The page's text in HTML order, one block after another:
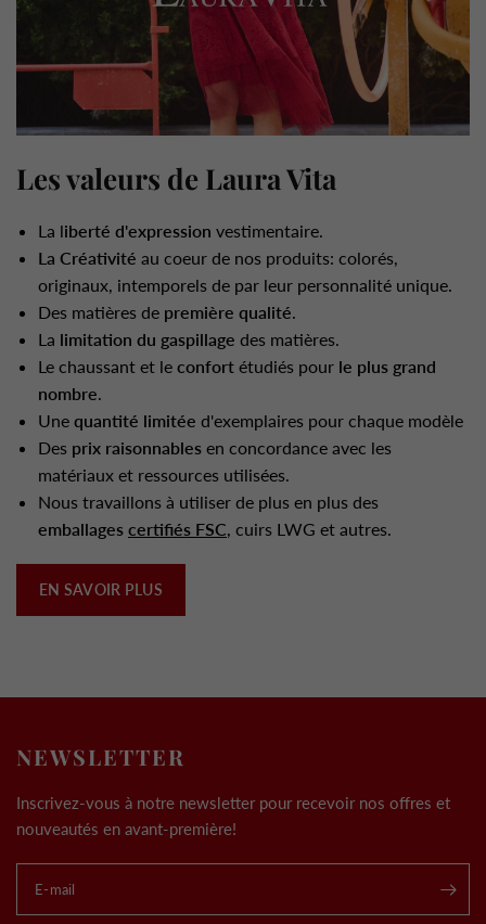
Les valeurs de Laura Vita
La liberté d'expression vestimentaire.
La Créativité au coeur de nos produits: colorés,
originaux, intemporels de par leur personnalité unique.
Des matières de première qualité.
La limitation du gaspillage des matières.
Le chaussant et le confort étudiés pour le plus grand
nombre.
Une quantité limitée d'exemplaires pour chaque modèle
Des prix raisonnables en concordance avec les
matériaux et ressources utilisées.
Nous travaillons à utiliser de plus en plus des
emballages certifiés FSC, cuirs LWG et autres.
EN SAVOIR PLUS
NEWSLETTER
Inscrivez-vous à notre newsletter pour recevoir nos offres et
nouveautés en avant-première!
E-mail